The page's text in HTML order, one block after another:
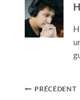
Navigation
PRÉCÉDENT